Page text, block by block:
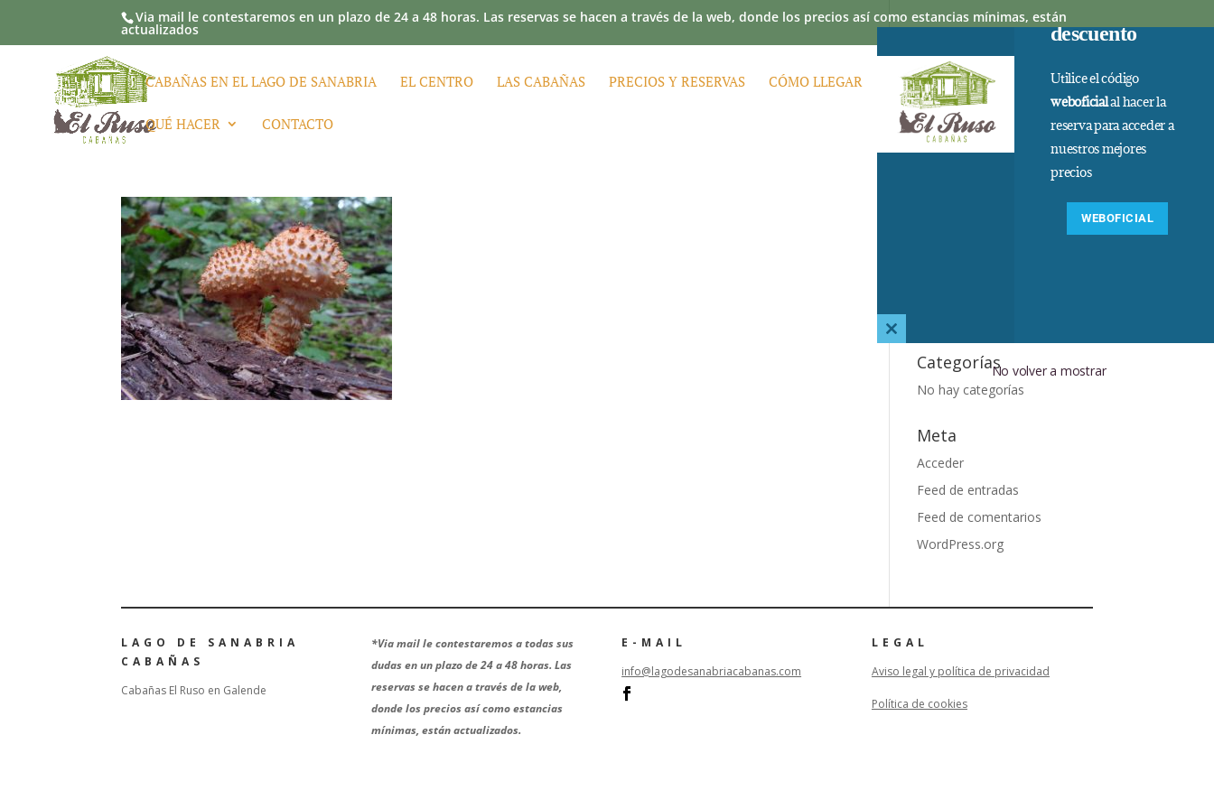
Via mail le contestaremos en un plazo de 24 a 48 horas. Las reservas se hacen a través de la web, donde los precios así como estancias mínimas, están
actualizados
CABAÑAS EN EL LAGO DE SANABRIA EL CENTRO LAS CABAÑAS PRECIOS Y RESERVAS CÓMO LLEGAR PREGUNTAS FRECUENTES
QUÉ HACER CONTACTO
Categorías
No hay categorías
Meta
Acceder
Feed de entradas
Feed de comentarios
WordPress.org
LAGO DE SANABRIA
CABAÑAS
Cabañas El Ruso en Galende
*Via mail le contestaremos a todas sus
dudas en un plazo de 24 a 48 horas. Las
reservas se hacen a través de la web,
donde los precios así como estancias
mínimas, están actualizados.
E-MAIL
info@lagodesanabriacabanas.com
LEGAL
Aviso legal y política de privacidad
Política de cookies
Close
module
descuento
Utilice el código
weboficialal hacer la
reserva para acceder a
nuestros mejores
precios
WEBOFICIAL
No volver a mostrar